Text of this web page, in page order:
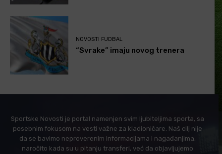
NOVOSTI FUDBAL
“Svrake” imaju novog trenera
Sportske Novosti je portal namenjen svim ljubiteljima sporta, sa
posebnim fokusom na vesti važne za kladioničare. Naš cilj nije
da se bavimo neproverenim informacijama i nagađanjima,
naročito kada su u pitanju transferi, već da objavljujemo